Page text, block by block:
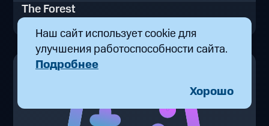
Наш сайт использует cookie для
улучшения работоспособности сайта.
Подробнее
Хорошо
The Forest
от 35 ₽/час
The Forest